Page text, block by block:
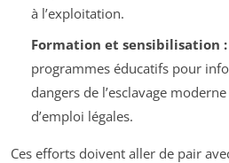
à l’exploitation.
Formation et sensibilisation :
programmes éducatifs pour
dangers de l’esclavage
d’emploi légales.
Ces efforts doivent aller de pair